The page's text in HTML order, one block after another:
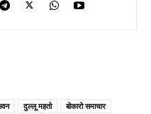
दुल्लू महतो
बोकारो समाचार